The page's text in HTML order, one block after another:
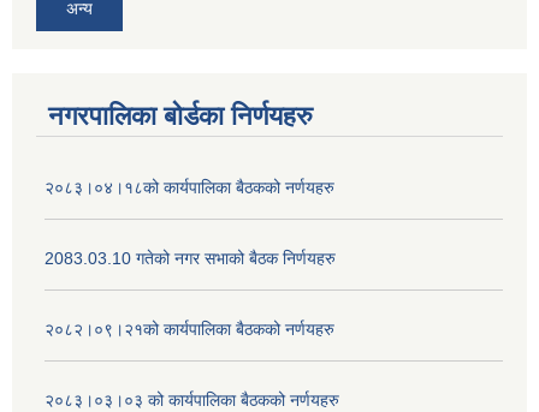
अन्य
नगरपालिका बोर्डका निर्णयहरु
२०८३।०४।१८को कार्यपालिका बैठकको नर्णयहरु
2083.03.10 गतेको नगर सभाको बैठक निर्णयहरु
२०८२।०९।२१को कार्यपालिका बैठकको नर्णयहरु
२०८३।०३।०३ को कार्यपालिका बैठकको नर्णयहरु